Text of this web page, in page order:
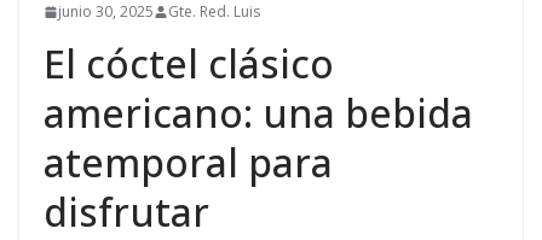
junio 30, 2025 Gte. Red. Luis
El cóctel clásico
americano: una bebida
atemporal para
disfrutar